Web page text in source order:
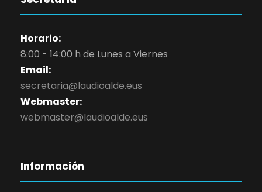
Horario:
8:00 - 14:00 h de Lunes a Viernes
Email:
secretaria@laudioalde.eus
Webmaster:
webmaster@laudioalde.eus
Información